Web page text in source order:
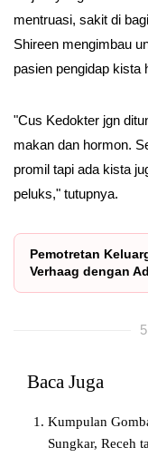
mentruasi, sakit di
Shireen mengimbau
pasien pengidap kista
"Cus Kedokter jgn
makan dan hormon.
promil tapi ada kista
peluks," tutupnya.
Pemotretan
Verhaag dengan
Baca Juga
Kumpulan
Sungkar, Receh